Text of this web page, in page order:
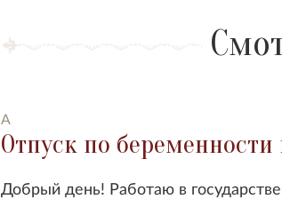
А
Отпуск по
Добрый день! Работаю в